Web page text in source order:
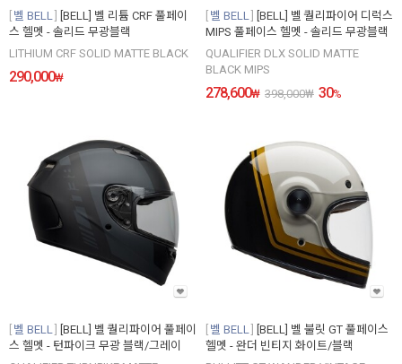
벨 BELL
[BELL] 벨 리튬 CRF 풀페이
스 헬멧 - 솔리드 무광블랙
LITHIUM CRF SOLID MATTE BLACK
290,000₩
벨 BELL
[BELL] 벨 퀄리파이어 디럭스
MIPS 풀페이스 헬멧 - 솔리드 무광블랙
QUALIFIER DLX SOLID MATTE
BLACK MIPS
278,600₩ 398,000₩ 30%
벨 BELL
[BELL] 벨 퀄리파이어 풀페이
스 헬멧 - 턴파이크 무광 블랙/그레이
벨 BELL
[BELL] 벨 불릿 GT 풀페이스
헬멧 - 완더 빈티지 화이트/블랙